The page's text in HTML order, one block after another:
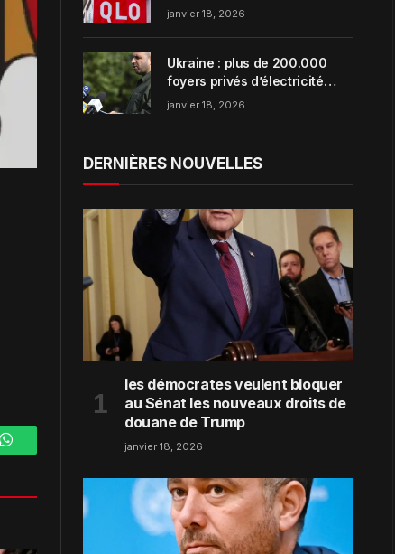
WhatsApp
janvier 18, 2026
Ukraine : plus de 200.000
foyers privés d’électricité
dans la région de Zaporijjia
janvier 18, 2026
DERNIÈRES NOUVELLES
les démocrates veulent bloquer
au Sénat les nouveaux droits de
douane de Trump
janvier 18, 2026